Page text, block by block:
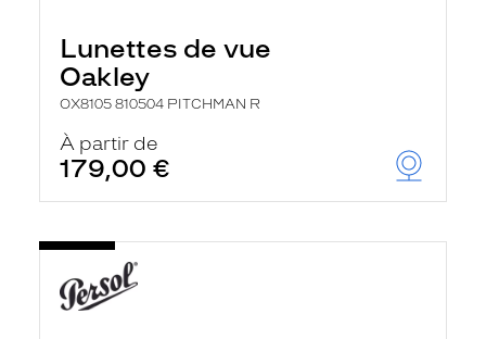
Lunettes de vue
Oakley
OX8105 810504 PITCHMAN R
À partir de
179,00 €